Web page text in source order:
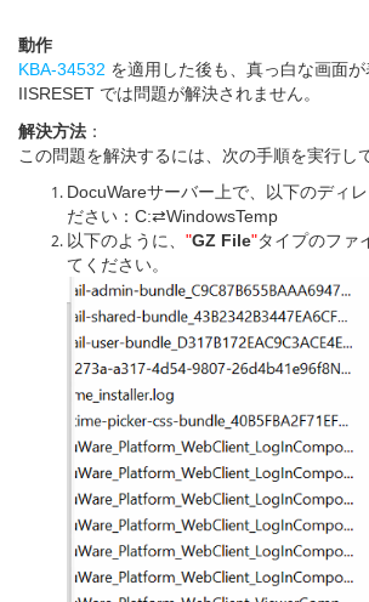
動作
KBA-34532 を適用した後も、真っ白な画面
IISRESET では問題が解決されません。
解決方法 ：
この問題を解決するには、次の手順を実行し
DocuWareサーバー上で、以下のディ
ださい：C:⇄WindowsTemp
以下のように、 "GZ File"タイプのファ
てください。